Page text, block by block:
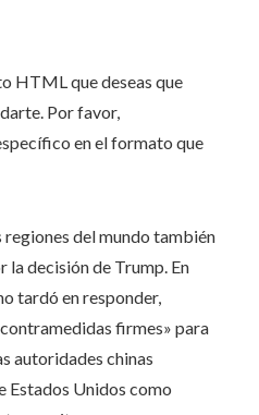
HTML que deseas que
Por favor,
en el formato que
regiones del mundo también
la decisión de Trump. En
tardó en responder,
firmes» para
autoridades chinas
Estados Unidos como